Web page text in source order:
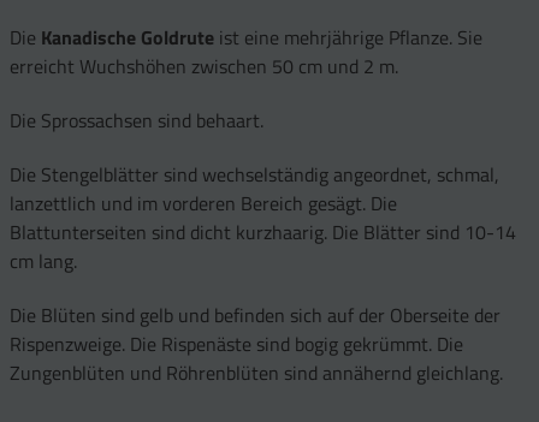
Die Kanadische Goldrute ist eine mehrjährige Pflanze. Sie
erreicht Wuchshöhen zwischen 50 cm und 2 m.
Die Sprossachsen sind behaart.
Die Stengelblätter sind wechselständig angeordnet, schmal,
lanzettlich und im vorderen Bereich gesägt. Die
Blattunterseiten sind dicht kurzhaarig. Die Blätter sind 10-14
cm lang.
Die Blüten sind gelb und befinden sich auf der Oberseite der
Rispenzweige. Die Rispenäste sind bogig gekrümmt. Die
Zungenblüten und Röhrenblüten sind annähernd gleichlang.